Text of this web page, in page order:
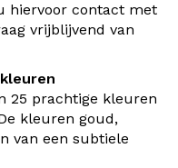
hiervoor contact met
vrijblijvend van
25 prachtige kleuren
kleuren goud,
van een subtiele